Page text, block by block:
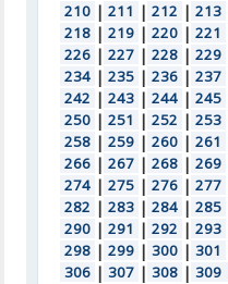
210 | 211 | 212 | 213
218 | 219 | 220 | 221
226 | 227 | 228 | 229
234 | 235 | 236 | 237
242 | 243 | 244 | 245
250 | 251 | 252 | 253
258 | 259 | 260 | 261
266 | 267 | 268 | 269
274 | 275 | 276 | 277
282 | 283 | 284 | 285
290 | 291 | 292 | 293
298 | 299 | 300 | 301
306 | 307 | 308 | 309